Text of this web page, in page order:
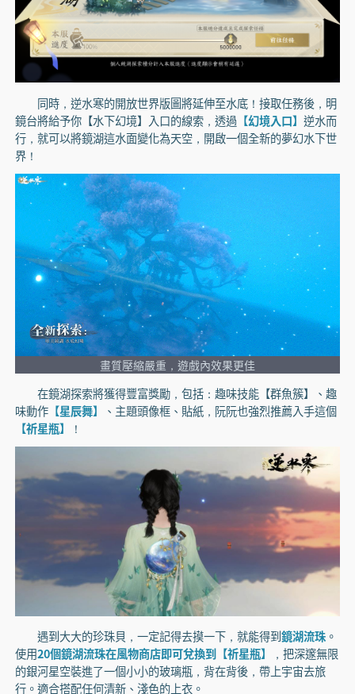
同時，逆水寒的開放世界版圖將延伸至水底！接取任務後，明
鏡台將給予你【水下幻境】入口的線索，透過 【幻境入口】 逆水而
行，就可以將鏡湖這水面變化為天空，開啟一個全新的夢幻水下世
界！
畫質壓縮嚴重，遊戲內效果更佳
在鏡湖探索將獲得豐富獎勵，包括：趣味技能【群魚簇】、趣
味動作【星辰舞】
、主題頭像框、貼紙，阮阮也強烈推薦入手這個
【祈星瓶】
！
遇到大大的珍珠貝，一定記得去摸一下，就能得到鏡湖流珠。
使用20個鏡湖流珠在風物商店即可兌換到【祈星瓶】
，把深邃無限
的銀河星空裝進了一個小小的玻璃瓶，背在背後，帶上宇宙去旅
行。適合搭配任何清新、淺色的上衣。